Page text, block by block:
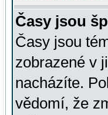
Časy jsou
Časy jsou
zobrazené v
nacházíte.
vědomí, že